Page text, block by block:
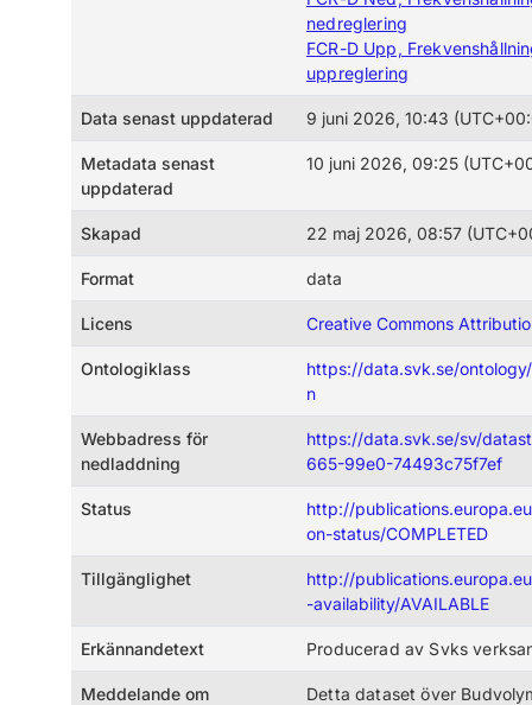
nedreglering
FCR-D Upp,
uppreglering
Data senast uppdaterad 9 juni 2026, 10:43
Metadata senast
uppdaterad
10 juni 2026, 09:25
Skapad 22 maj 2026, 08:57
Format data
Licens Creative Commons
Ontologiklass
https://data.svk.se/
n
Webbadress för
nedladdning
https://data.svk.se/sv/
665-99e0-74493c75f7ef
Status
http://
on-status/COMPLETED
Tillgänglighet
http://
-availability/AVAILABLE
Erkännandetext Producerad av Svks
Meddelande om
Detta dataset över